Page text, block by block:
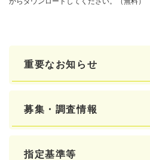
重要なお知らせ
募集・調査情報
指定基準等